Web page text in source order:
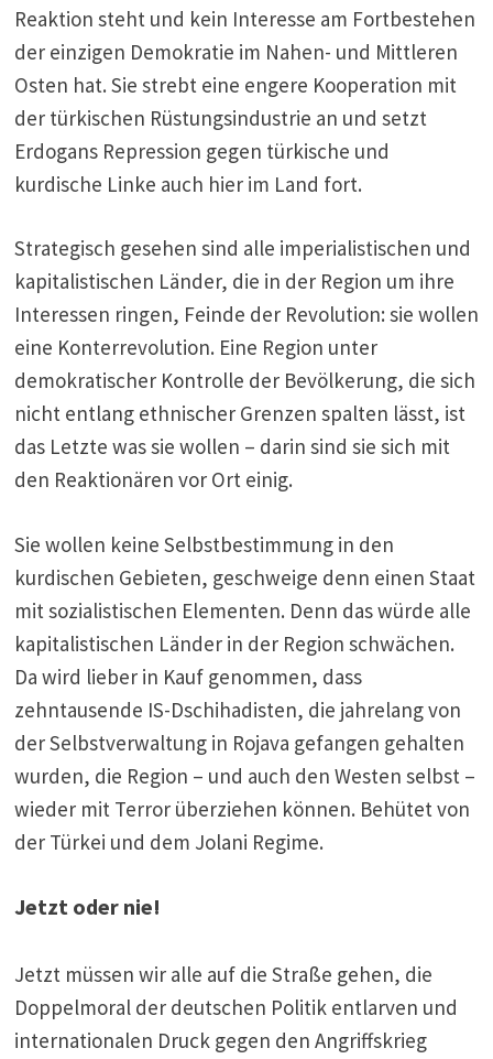
Reaktion steht und kein Interesse am Fortbestehen
der einzigen Demokratie im Nahen- und Mittleren
Osten hat. Sie strebt eine engere Kooperation mit
der türkischen Rüstungsindustrie an und setzt
Erdogans Repression gegen türkische und
kurdische Linke auch hier im Land fort.
Strategisch gesehen sind alle imperialistischen und
kapitalistischen Länder, die in der Region um ihre
Interessen ringen, Feinde der Revolution: sie wollen
eine Konterrevolution. Eine Region unter
demokratischer Kontrolle der Bevölkerung, die sich
nicht entlang ethnischer Grenzen spalten lässt, ist
das Letzte was sie wollen – darin sind sie sich mit
den Reaktionären vor Ort einig.
Sie wollen keine Selbstbestimmung in den
kurdischen Gebieten, geschweige denn einen Staat
mit sozialistischen Elementen. Denn das würde alle
kapitalistischen Länder in der Region schwächen.
Da wird lieber in Kauf genommen, dass
zehntausende IS-Dschihadisten, die jahrelang von
der Selbstverwaltung in Rojava gefangen gehalten
wurden, die Region – und auch den Westen selbst –
wieder mit Terror überziehen können. Behütet von
der Türkei und dem Jolani Regime.
Jetzt oder nie!
Jetzt müssen wir alle auf die Straße gehen, die
Doppelmoral der deutschen Politik entlarven und
internationalen Druck gegen den Angriffskrieg